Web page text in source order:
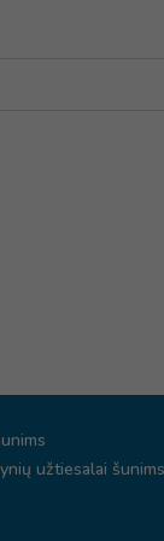
užtiesalai šunims